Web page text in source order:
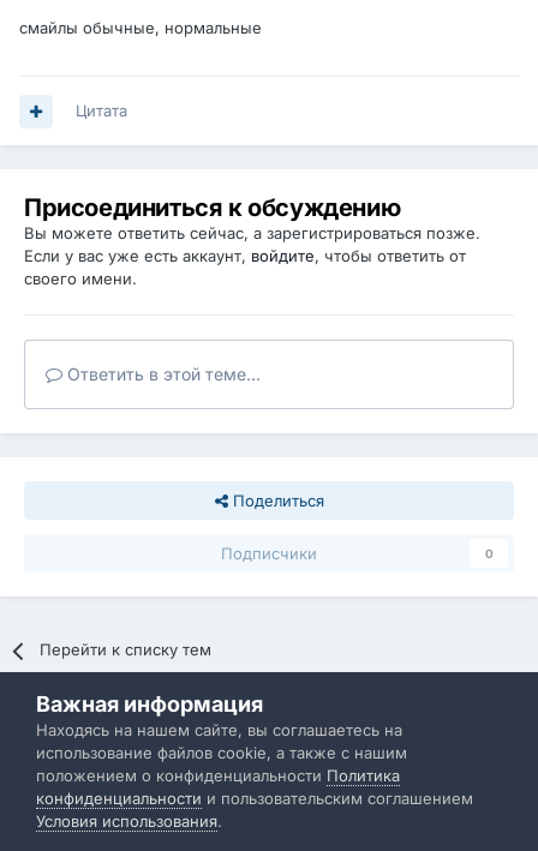
смайлы обычные, нормальные
Цитата
Присоединиться к обсуждению
Вы можете ответить сейчас, а зарегистрироваться позже.
Если у вас уже есть аккаунт, войдите, чтобы ответить от
своего имени.
Ответить в этой теме...
Поделиться
Подписчики 0
Перейти к списку тем
Политика конфиденциальности Обратная связь
IBResource
Powered by Invision Community
Важная информация
Находясь на нашем сайте, вы соглашаетесь на
использование файлов cookie, а также с нашим
положением о конфиденциальности Политика
конфиденциальности и пользовательским соглашением
Условия использования.